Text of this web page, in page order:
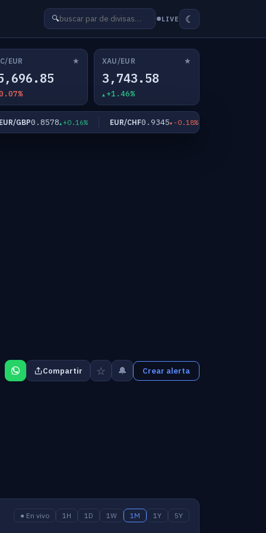
🔍 LIVE ☾
EUR ★ XAU/EUR ★
3,743.58
+1.46%
GBP0.8578 +0.16% EUR/CHF0.9345 -0.18%
Compartir ☆ 🔔 Crear alerta
● En vivo 1H 1D 1W 1M 1Y 5Y